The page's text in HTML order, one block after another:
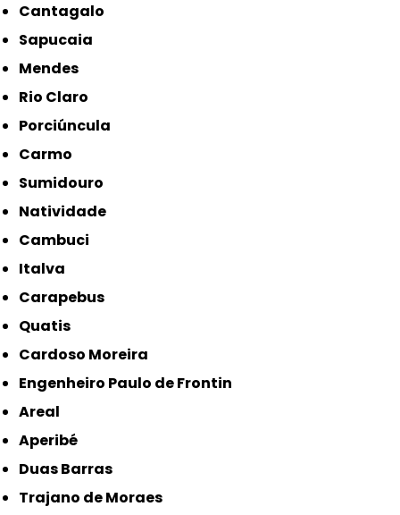
Cantagalo
Sapucaia
Mendes
Rio Claro
Porciúncula
Carmo
Sumidouro
Natividade
Cambuci
Italva
Carapebus
Quatis
Cardoso Moreira
Engenheiro Paulo de Frontin
Areal
Aperibé
Duas Barras
Trajano de Moraes